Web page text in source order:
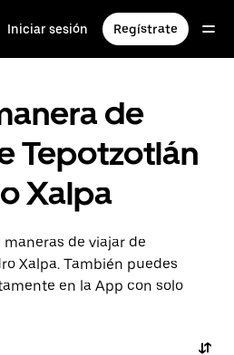
Iniciar sesión Regístrate
de
Tepotzotlán
Xalpa
de viajar de
Xalpa. También puedes
en la App con solo